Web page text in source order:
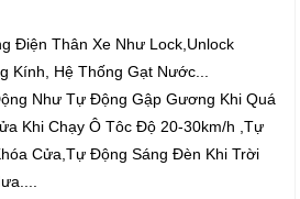
Điện Thân Xe Như Lock,Unlock
Kính, Hệ Thống Gạt Nước...
Như Tự Động Gập Gương Khi Quá
Khi Chạy Ô Tôc Độ 20-30km/h ,Tự
Cửa,Tự Động Sáng Đèn Khi Trời